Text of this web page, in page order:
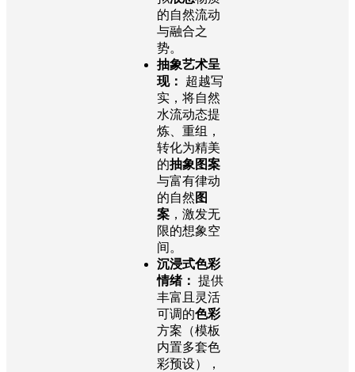
的自然流动
与融合之
势。
抽象艺术呈
现：
超越写
实，将自然
水流动态提
炼、重组，
转化为精美
的抽象图案
与富有律动
的自然 图
案 ，激发无
限的想象空
间。
沉浸式色彩
情绪： 提供
丰富且灵活
可调的色彩
方案（模板
内置多套色
彩预设），